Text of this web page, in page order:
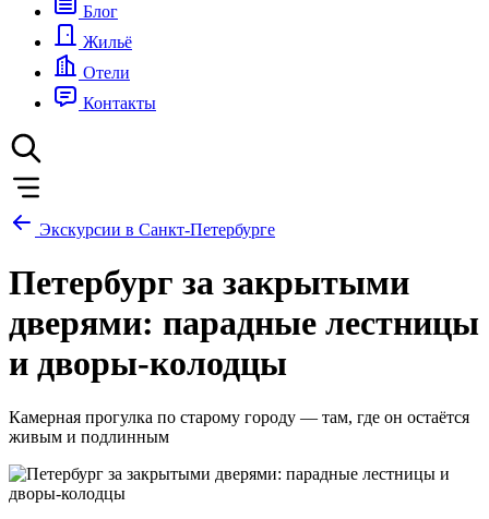
Блог
Жильё
Отели
Контакты
Экскурсии в Санкт-Петербурге
Петербург за закрытыми
дверями: парадные лестницы
и дворы-колодцы
Камерная прогулка по старому городу — там, где он остаётся
живым и подлинным